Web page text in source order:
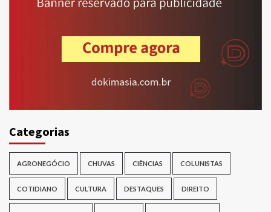
Categorias
AGRONEGÓCIO CHUVAS CIÊNCIAS COLUNISTAS
COTIDIANO CULTURA DESTAQUES DIREITO